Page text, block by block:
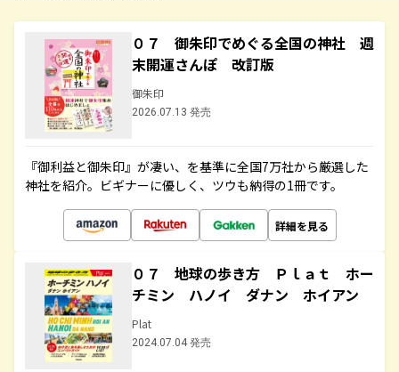
０７ 御朱印でめぐる全国の神社 週
末開運さんぽ 改訂版
御朱印
2026.07.13 発売
『御利益と御朱印』が凄い、を基準に全国7万社から厳選した
神社を紹介。ビギナーに優しく、ツウも納得の1冊です。
詳細を見る
０７ 地球の歩き方 Ｐｌａｔ ホー
チミン ハノイ ダナン ホイアン
Plat
2024.07.04 発売